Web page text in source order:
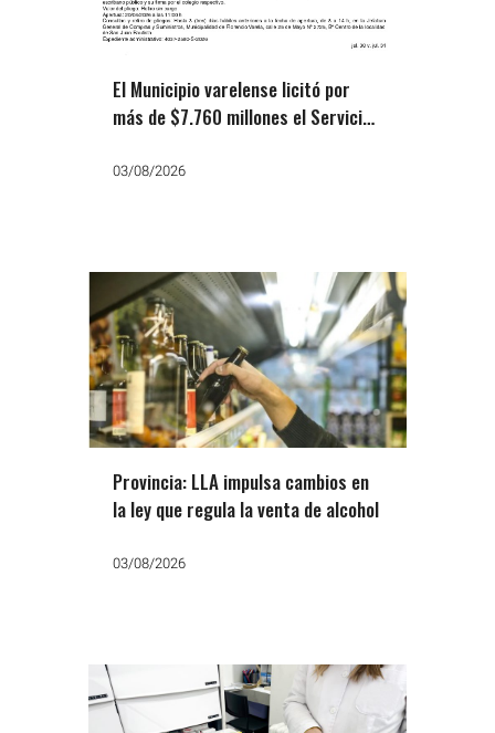
El Municipio varelense licitó por
más de $7.760 millones el Servicio
de 2027
03/08/2026
Provincia: LLA impulsa cambios en
la ley que regula la venta de alcohol
03/08/2026